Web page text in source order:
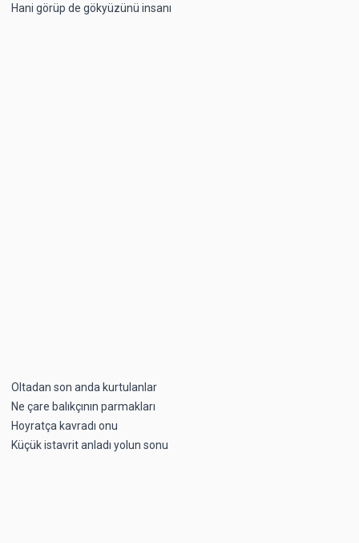
Hani görüp de gökyüzünü insanı
Oltadan son anda kurtulanlar
Ne çare balıkçının parmakları
Hoyratça kavradı onu
Küçük istavrit anladı yolun sonu